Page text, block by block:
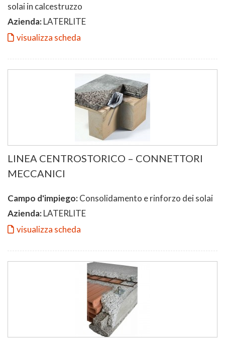
solai in calcestruzzo
Azienda:LATERLITE
visualizza scheda
LINEA CENTROSTORICO – CONNETTORI
MECCANICI
Campo d'impiego:Consolidamento e rinforzo dei solai
Azienda:LATERLITE
visualizza scheda